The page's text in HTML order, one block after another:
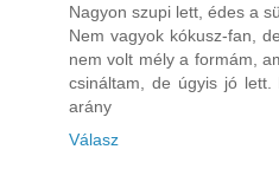
Nagyon szupi lett, édes a
Nem vagyok kókusz-fan,
nem volt mély a formám,
csináltam, de úgyis jó lett.
arány
Válasz